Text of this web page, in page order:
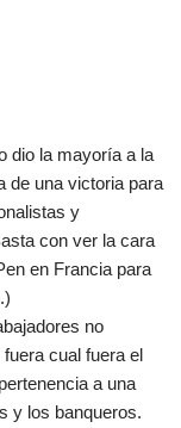
dio la mayoría a la
de una victoria para
y
con ver la cara
en Francia para
no
cual fuera el
a una
y los banqueros.